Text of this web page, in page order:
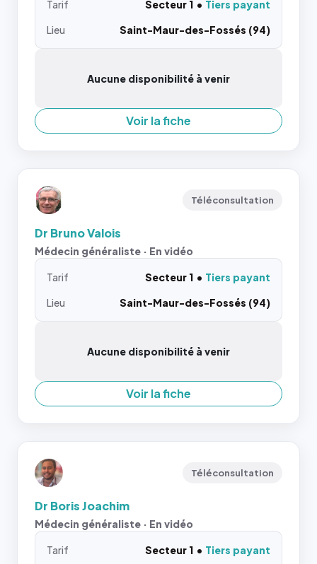
Tarif Secteur 1
Tiers payant
Lieu
Saint-Maur-des-Fossés (94)
Aucune disponibilité à venir
Voir la fiche
Téléconsultation
Dr Bruno Valois
Médecin généraliste · En vidéo
Tarif Secteur 1
Tiers payant
Lieu
Saint-Maur-des-Fossés (94)
Aucune disponibilité à venir
Voir la fiche
Téléconsultation
Dr Boris Joachim
Médecin généraliste · En vidéo
Tarif Secteur 1
Tiers payant